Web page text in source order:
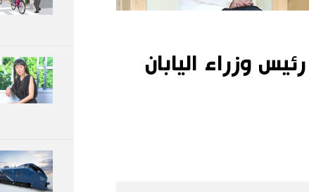
لايف ستايل
إعلان
وزراء اليابان